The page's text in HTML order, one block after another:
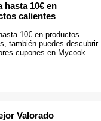
hasta 10€ en
calientes
10€ en productos
también puedes descubrir
cupones en Mycook.
Valorado